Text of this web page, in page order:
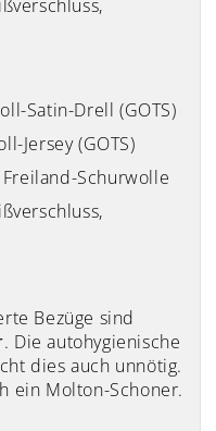
Satin-Drell (GOTS)
Jersey (GOTS)
Schurwolle
Bezüge sind
. Die autohygienische
dies auch unnötig.
ein Molton-Schoner.